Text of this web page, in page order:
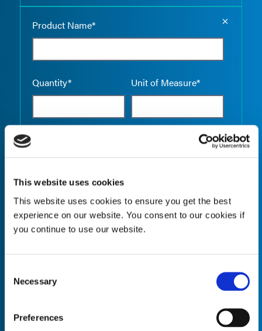
This website uses cookies
This website uses cookies to ensure you get the best
experience on our website. You consent to our cookies if
you continue to use our website.
Selection
Necessary
Preferences
Product Name*
Quantity* Unit of Measure*
Quantity* Unit of Measure*
Empty